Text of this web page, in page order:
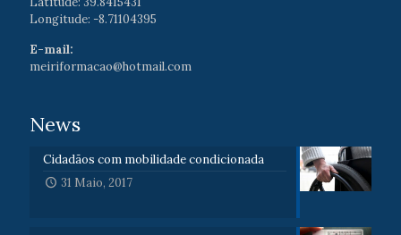
Longitude: -8.71104395
E-mail:
meiriformacao@hotmail.com
News
Cidadãos com mobilidade condicionada
31 Maio, 2017